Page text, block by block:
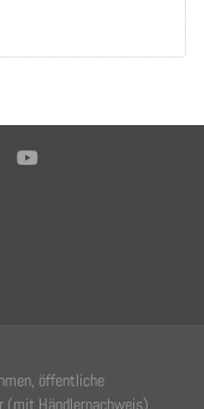
öffentliche
(mit Händlernachweis).